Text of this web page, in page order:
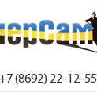
+7 (8692) 22-12-55